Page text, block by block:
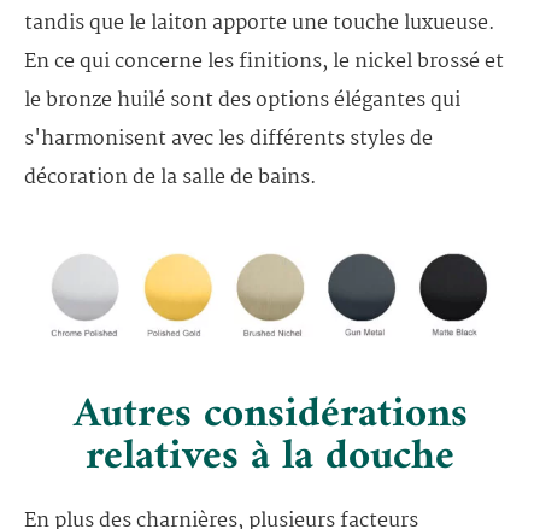
tandis que le laiton apporte une touche luxueuse.
En ce qui concerne les finitions, le nickel brossé et
le bronze huilé sont des options élégantes qui
s'harmonisent avec les différents styles de
décoration de la salle de bains.
Autres considérations
relatives à la douche
En plus des charnières, plusieurs facteurs